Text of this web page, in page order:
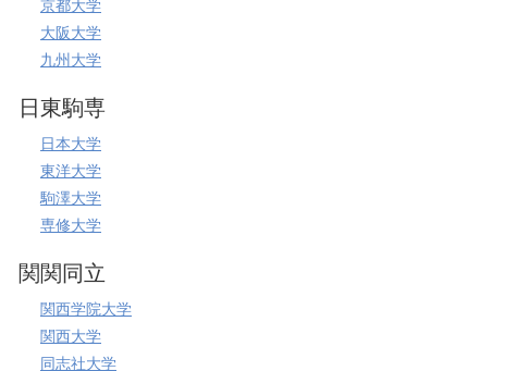
京都大学
大阪大学
九州大学
日東駒専
日本大学
東洋大学
駒澤大学
専修大学
関関同立
関西学院大学
関西大学
同志社大学